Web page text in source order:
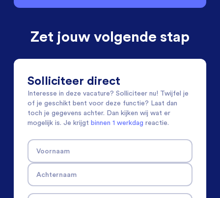
Zet jouw volgende stap
Solliciteer direct
Interesse in deze vacature? Solliciteer nu! Twijfel je
of je geschikt bent voor deze functie? Laat dan
toch je gegevens achter. Dan kijken wij wat er
mogelijk is. Je krijgt binnen 1 werkdag reactie.
Voornaam
Achternaam